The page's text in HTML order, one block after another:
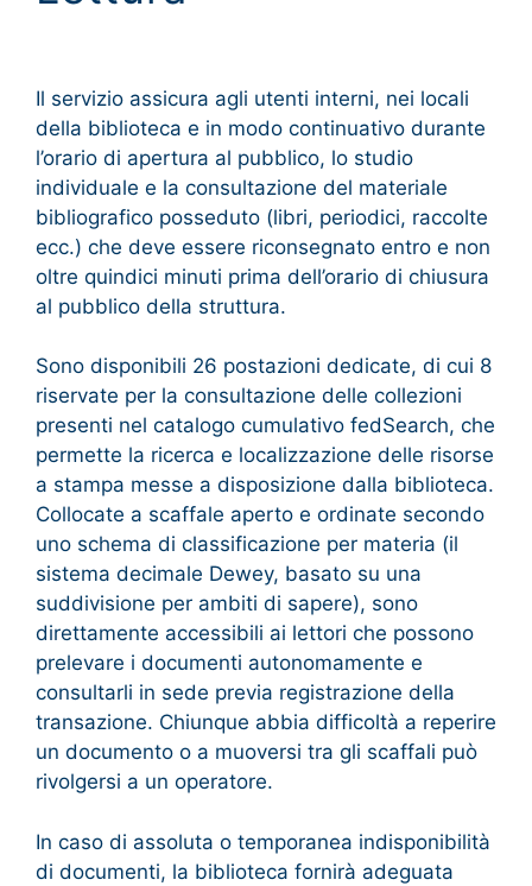
Il servizio assicura agli utenti interni, nei locali
della biblioteca e in modo continuativo durante
l’orario di apertura al pubblico, lo studio
individuale e la consultazione del materiale
bibliografico posseduto (libri, periodici, raccolte
ecc.) che deve essere riconsegnato entro e non
oltre quindici minuti prima dell’orario di chiusura
al pubblico della struttura.
Sono disponibili 26 postazioni dedicate, di cui 8
riservate per la consultazione delle collezioni
presenti nel catalogo cumulativo fedSearch, che
permette la ricerca e localizzazione delle risorse
a stampa messe a disposizione dalla biblioteca.
Collocate a scaffale aperto e ordinate secondo
uno schema di classificazione per materia (il
sistema decimale Dewey, basato su una
suddivisione per ambiti di sapere), sono
direttamente accessibili ai lettori che possono
prelevare i documenti autonomamente e
consultarli in sede previa registrazione della
transazione. Chiunque abbia difficoltà a reperire
un documento o a muoversi tra gli scaffali può
rivolgersi a un operatore.
In caso di assoluta o temporanea indisponibilità
di documenti, la biblioteca fornirà adeguata